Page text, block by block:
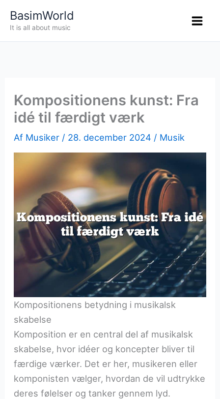
BasimWorld
It is all about music
Kompositionens kunst: Fra
idé til færdigt værk
Af Musiker / 28. december 2024 / Musik
Kompositionens betydning i musikalsk
skabelse
Komposition er en central del af musikalsk
skabelse, hvor idéer og koncepter bliver til
færdige værker. Det er her, musikeren eller
komponisten vælger, hvordan de vil udtrykke
deres følelser og tanker gennem lyd.